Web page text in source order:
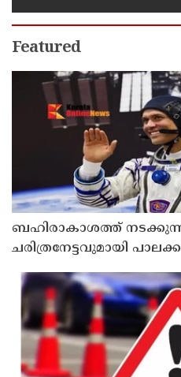
സന്ദര്‍ശിച്ചു
Featured
ബഹിരാകാശത്ത്
ചരിത്രനേട്ടവുമായി